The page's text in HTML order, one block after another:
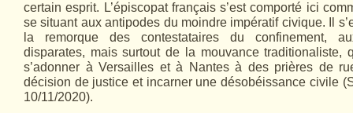
certain esprit. L’épis­copat français s’est comporté ici
se situant aux antipodes du moindre impératif civique. Il
la remorque des contestataires du confinement,
disparates, mais surtout de la mouvance traditionaliste,
s’adonner à Versailles et à Nantes à des prières de
décision de justice et incarner une désobéissance civile
10/11/2020).